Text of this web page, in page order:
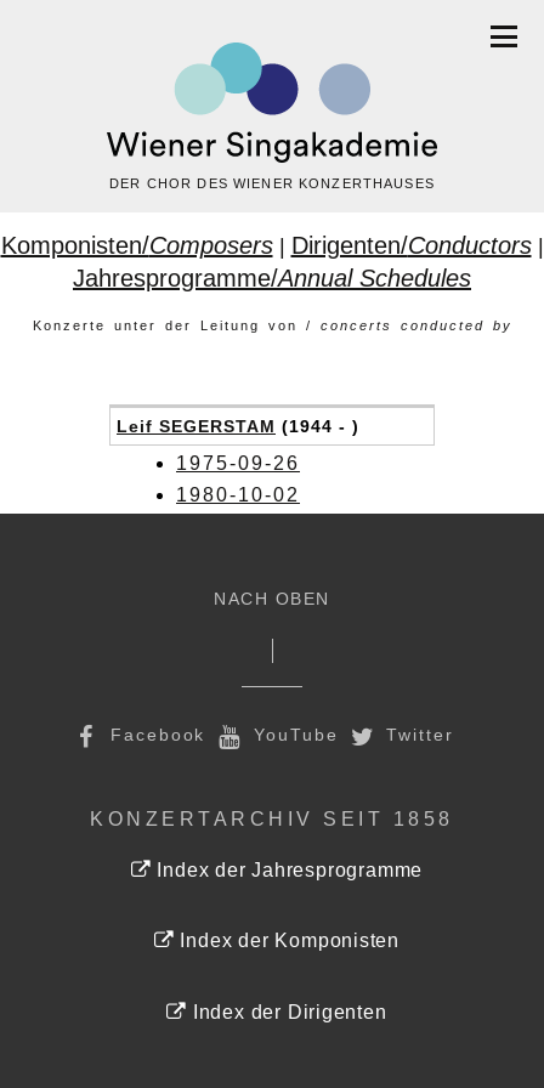
DER CHOR DES WIENER KONZERTHAUSES
Komponisten/Composers| Dirigenten/Conductors|
Jahresprogramme/Annual Schedules
Konzerte unter der Leitung von / concerts conducted by
Leif SEGERSTAM (1944 - )
1975-09-26
1980-10-02
NACH OBEN
Facebook YouTube Twitter
KONZERTARCHIV SEIT 1858
Index der Jahresprogramme
Index der Komponisten
Index der Dirigenten